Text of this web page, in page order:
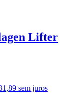
Lifter
sem juros